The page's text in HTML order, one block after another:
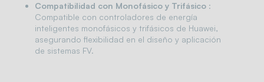
Compatibilidad con Monofásico y Trifásico :
Compatible con controladores de energía
inteligentes monofásicos y trifásicos de Huawei,
asegurando flexibilidad en el diseño y aplicación
de sistemas FV.